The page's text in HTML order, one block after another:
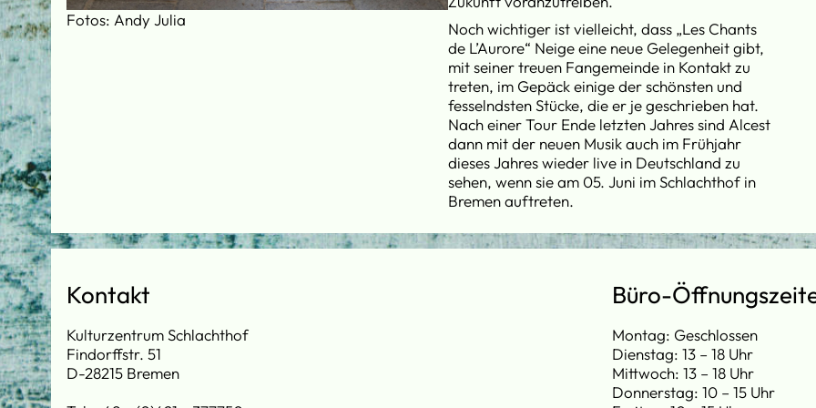
Fotos: Andy Julia
Noch wichtiger ist vielleicht, dass „Les Chants
de L’Aurore“ Neige eine neue Gelegenheit gibt,
mit seiner treuen Fangemeinde in Kontakt zu
treten, im Gepäck einige der schönsten und
fesselndsten Stücke, die er je geschrieben hat.
Nach einer Tour Ende letzten Jahres sind Alcest
dann mit der neuen Musik auch im Frühjahr
dieses Jahres wieder live in Deutschland zu
sehen, wenn sie am 05. Juni im Schlachthof in
Bremen auftreten.
Kontakt
Kulturzentrum Schlachthof
Findorffstr. 51
D-28215 Bremen
Büro-
Montag: Geschlossen
Dienstag: 13 – 18 Uhr
Mittwoch: 13 – 18 Uhr
Donnerstag: 10 – 15 Uhr